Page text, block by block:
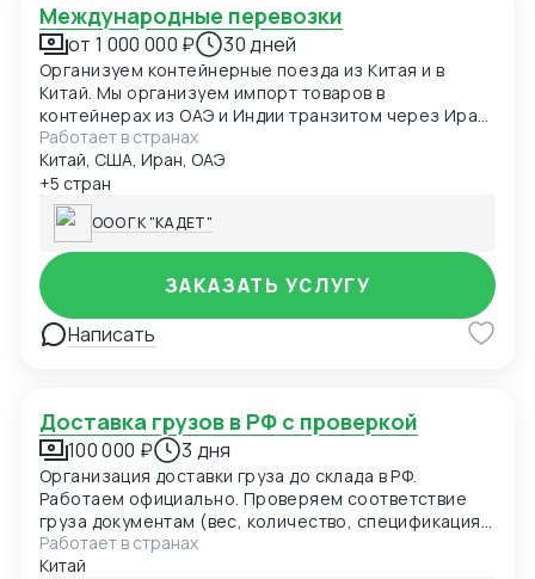
Международные перевозки
от 1 000 000 ₽ 30 дней
Организуем контейнерные поезда из Китая и в
Китай. Мы организуем импорт товаров в
контейнерах из ОАЭ и Индии транзитом через Иран,
а также экспортные отправки через Иран в Ирак,
ОАЭ, Индию. Перевозим грузы из/в Иран на
балкерных судах. Импортируем и экспортируем
товар в Европу: автомобильным транспортом путем
перецепки (перегрузки) на границе Белоруссия-
Польша транзитом через Турцию. Экспортируем и
импортируем груз в контейнерах из Турции, Египта,
Израиля. Производим контейнерные перевозки
через порты Дальнего Востока (Владивосток и
Находка) из/в Китай, Южную Корею, Японию. Мы
строительных материалов.
Работает в странах
Китай, США, Иран, ОАЭ
+5 стран
ООО ГК "КАДЕТ"
Написать
ЗАКАЗАТЬ УСЛУГУ
Доставка грузов в РФ с проверкой
100 000 ₽ 3 дня
Организация доставки груза до склада в РФ.
Работаем официально. Проверяем соответствие
груза документам (вес, количество, спецификация),
подбираем оптимальный маршрут доставки: море +
ЖД, ЖД или авто.
Работает в странах
Китай